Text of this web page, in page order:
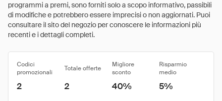
programmi a premi, sono forniti solo a scopo informativo, passibili
di modifiche e potrebbero essere imprecisi o non aggiornati. Puoi
consultare il sito del negozio per conoscere le informazioni più
recenti e i dettagli completi.
Codici
promozionali
Totale offerte
Migliore
sconto
Risparmio
medio
2 2 40% 5%